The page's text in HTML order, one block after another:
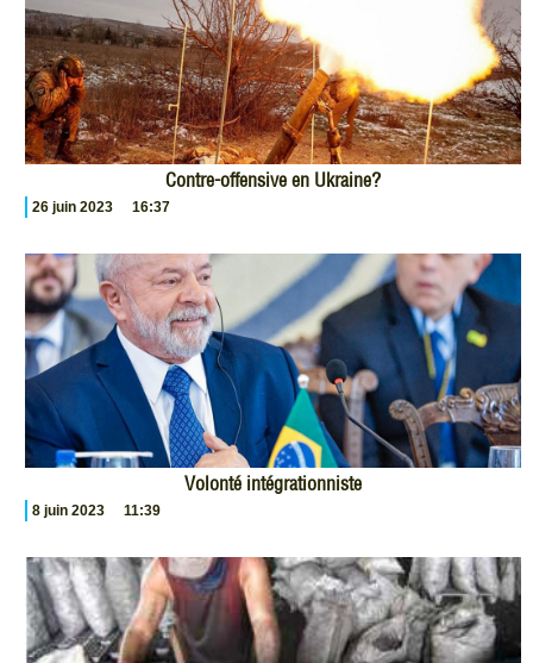
Contre-offensive en Ukraine?
26 juin 2023 16:37
Volonté intégrationniste
8 juin 2023 11:39